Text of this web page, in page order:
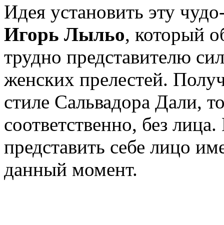
Идея установить эту
Игорь Лыльо, который
трудно представителю
женских прелестей.
стиле Сальвадора Дали,
соответственно, без
представить себе лицо
данный момент.